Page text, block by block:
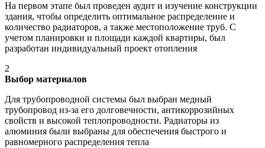
На первом этапе был проведен аудит и изучение конструкции
здания, чтобы определить оптимальное распределение и
количество радиаторов, а также местоположение труб. С
учетом планировки и площади каждой квартиры, был
разработан индивидуальный проект отопления
2
Выбор материалов
Для трубопроводной системы был выбран медный
трубопровод из-за его долговечности, антикоррозийных
свойств и высокой теплопроводности. Радиаторы из
алюминия были выбраны для обеспечения быстрого и
равномерного распределения тепла